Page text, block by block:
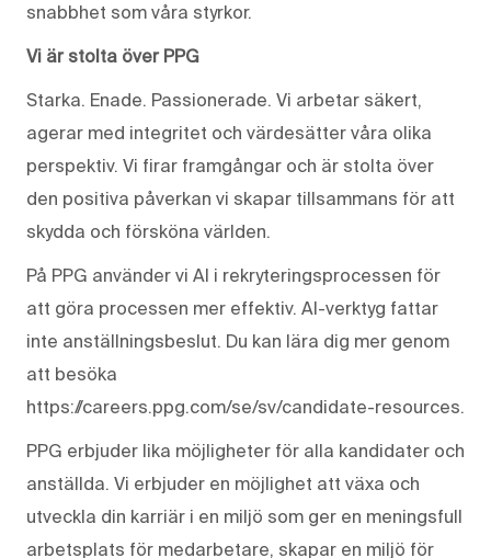
snabbhet som våra styrkor.
Vi är stolta över PPG
Starka. Enade. Passionerade. Vi arbetar säkert,
agerar med integritet och värdesätter våra olika
perspektiv. Vi firar framgångar och är stolta över
den positiva påverkan vi skapar tillsammans för att
skydda och försköna världen.
På PPG använder vi AI i rekryteringsprocessen för
att göra processen mer effektiv. AI-verktyg fattar
inte anställningsbeslut. Du kan lära dig mer genom
att besöka
https://careers.ppg.com/se/sv/candidate-resources.
PPG erbjuder lika möjligheter för alla kandidater och
anställda. Vi erbjuder en möjlighet att växa och
utveckla din karriär i en miljö som ger en meningsfull
arbetsplats för medarbetare, skapar en miljö för